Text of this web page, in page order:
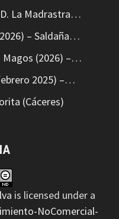
La Madrastra…
– Saldaña…
Magos (2026) –…
2025) –…
(Cáceres)
is licensed under a
NoComercial-